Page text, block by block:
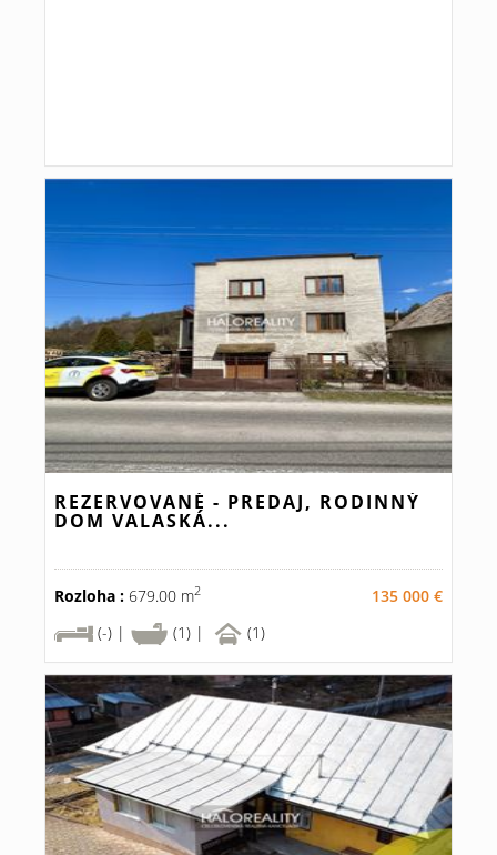
REZERVOVANÉ - PREDAJ, RODINNÝ
DOM VALASKÁ...
Rozloha : 679.00 m2
135 000 €
(-) |
(1) | (1)